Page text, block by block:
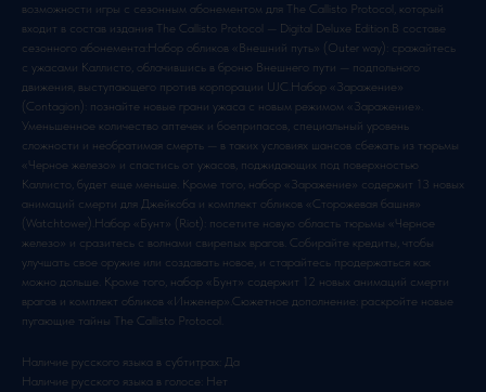
возможности игры с сезонным абонементом для The Callisto Protocol, который
входит в состав издания The Callisto Protocol — Digital Deluxe Edition.В составе
сезонного абонемента:Набор обликов «Внешний путь» (Outer way): сражайтесь
с ужасами Каллисто, облачившись в броню Внешнего пути — подпольного
движения, выступающего против корпорации UJC.Набор «Заражение»
(Contagion): познайте новые грани ужаса с новым режимом «Заражение».
Уменьшенное количество аптечек и боеприпасов, специальный уровень
сложности и необратимая смерть — в таких условиях шансов сбежать из тюрьмы
«Черное железо» и спастись от ужасов, поджидающих под поверхностью
Каллисто, будет еще меньше. Кроме того, набор «Заражение» содержит 13 новых
анимаций смерти для Джейкоба и комплект обликов «Сторожевая башня»
(Watchtower).Набор «Бунт» (Riot): посетите новую область тюрьмы «Черное
железо» и сразитесь с волнами свирепых врагов. Собирайте кредиты, чтобы
улучшать свое оружие или создавать новое, и старайтесь продержаться как
можно дольше. Кроме того, набор «Бунт» содержит 12 новых анимаций смерти
врагов и комплект обликов «Инженер».Сюжетное дополнение: раскройте новые
пугающие тайны The Callisto Protocol.
Наличие русского языка в субтитрах: Да
Наличие русского языка в голосе: Нет